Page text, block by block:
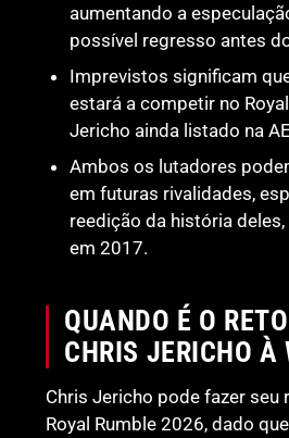
aumentando a
possível regresso antes
Imprevistos significam
estará a competir no
Jericho ainda listado na
Ambos os lutadores
em futuras rivalidades,
reedição da história
em 2017.
QUANDO É O
CHRIS JERICHO À
Chris Jericho pode fazer seu
Royal Rumble 2026, dado